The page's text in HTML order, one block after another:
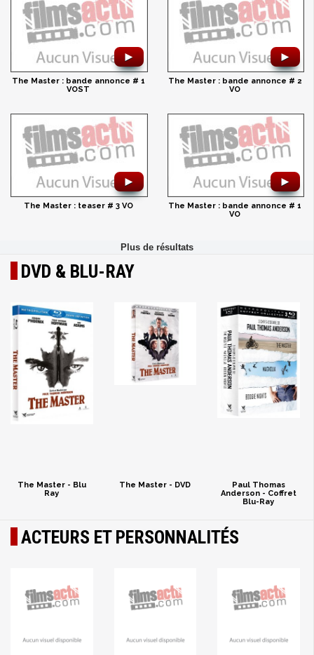
►
The Master : bande annonce # 1
VOST
►
The Master : bande annonce # 2
VO
►
The Master : teaser # 3 VO
►
The Master : bande annonce # 1
VO
DVD & BLU-RAY
The Master - Blu
Ray
The Master - DVD
Paul Thomas
Anderson - Coffret
Blu-Ray
ACTEURS ET PERSONNALITÉS